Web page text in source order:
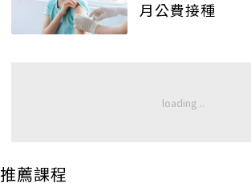
月公費接種
推薦課程